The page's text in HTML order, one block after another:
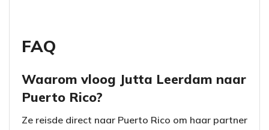
FAQ
Waarom vloog Jutta Leerdam naar
Puerto Rico?
Ze reisde direct naar Puerto Rico om haar partner